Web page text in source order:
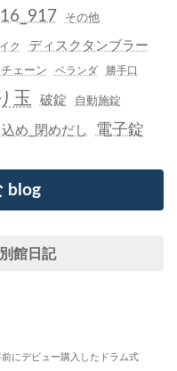
その他
ク
ディスクタンブラー
ェーン ベランダ 勝手口
玉 破錠 自動施錠
込め_閉めだし 電子錠
blog
館日記
前にデビュー購入したドラム式